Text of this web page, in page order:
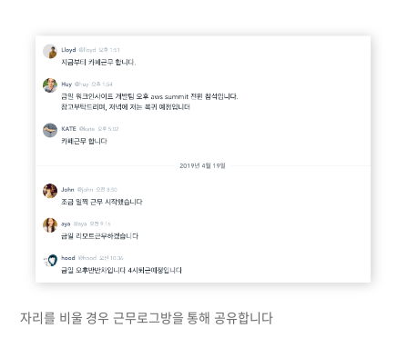
자리를 비울 경우 근무로그방을 통해 공유합니다